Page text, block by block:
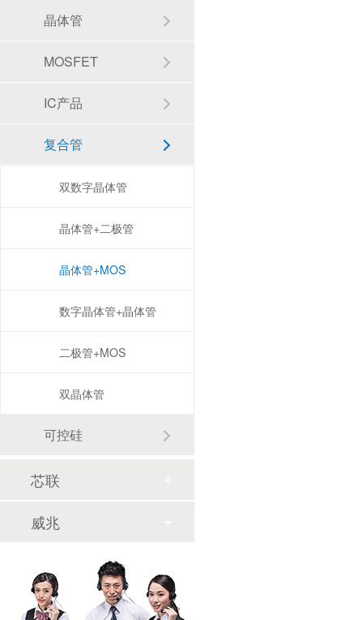
晶体管
MOSFET
IC产品
复合管
双数字晶体管
晶体管+二极管
晶体管+MOS
数字晶体管+晶体管
二极管+MOS
双晶体管
可控硅
芯联
威兆